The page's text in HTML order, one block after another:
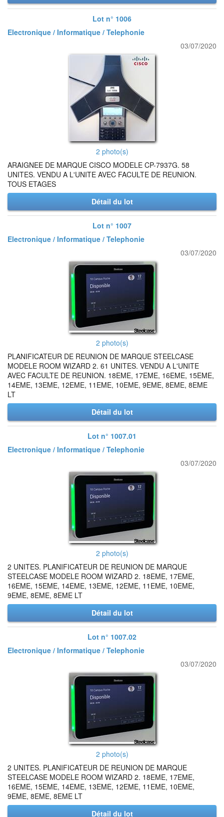
Lot n° 1006
Electronique / Informatique / Telephonie
03/07/2020
2 photo(s)
ARAIGNEE DE MARQUE CISCO MODELE CP-7937G. 58
UNITES. VENDU A L'UNITE AVEC FACULTE DE REUNION.
TOUS ETAGES
Détail du lot
Lot n° 1007
Electronique / Informatique / Telephonie
03/07/2020
2 photo(s)
PLANIFICATEUR DE REUNION DE MARQUE STEELCASE
MODELE ROOM WIZARD 2. 61 UNITES. VENDU A L'UNITE
AVEC FACULTE DE REUNION. 18EME, 17EME, 16EME, 15EME,
14EME, 13EME, 12EME, 11EME, 10EME, 9EME, 8EME, 8EME
LT
Détail du lot
Lot n° 1007.01
Electronique / Informatique / Telephonie
03/07/2020
2 photo(s)
2 UNITES. PLANIFICATEUR DE REUNION DE MARQUE
STEELCASE MODELE ROOM WIZARD 2. 18EME, 17EME,
16EME, 15EME, 14EME, 13EME, 12EME, 11EME, 10EME,
9EME, 8EME, 8EME LT
Détail du lot
Lot n° 1007.02
Electronique / Informatique / Telephonie
03/07/2020
2 photo(s)
2 UNITES. PLANIFICATEUR DE REUNION DE MARQUE
STEELCASE MODELE ROOM WIZARD 2. 18EME, 17EME,
16EME, 15EME, 14EME, 13EME, 12EME, 11EME, 10EME,
9EME, 8EME, 8EME LT
Détail du lot